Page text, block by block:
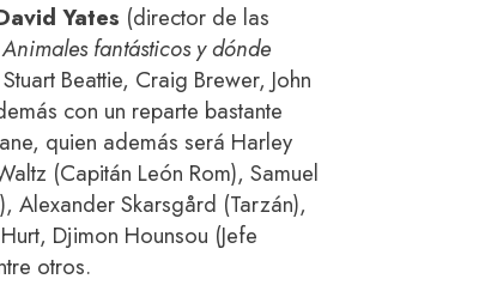
Yates (director de las
Animales fantásticos y dónde
Beattie, Craig Brewer, John
con un reparte bastante
quien además será Harley
(Capitán León Rom), Samuel
Alexander Skarsgård (Tarzán),
Djimon Hounsou (Jefe
otros.